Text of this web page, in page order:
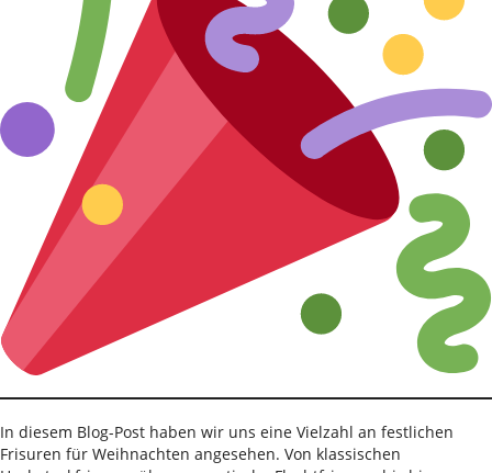
In diesem Blog-Post haben wir uns eine Vielzahl an festlichen
Frisuren für Weihnachten angesehen. Von klassischen